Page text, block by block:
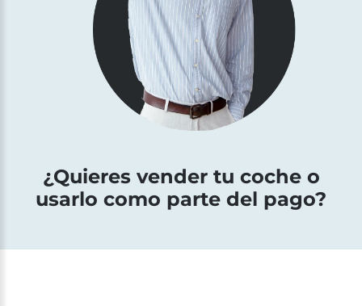
¿Quieres vender tu coche o
usarlo como parte del pago?